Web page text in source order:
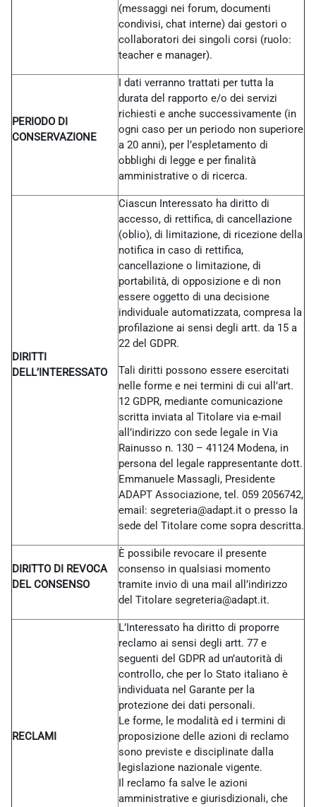
(messaggi nei forum, documenti
condivisi, chat interne) dai gestori o
collaboratori dei singoli corsi (ruolo:
teacher e manager).
PERIODO DI
CONSERVAZIONE
I dati verranno trattati per tutta la
durata del rapporto e/o dei servizi
richiesti e anche successivamente (in
ogni caso per un periodo non superiore
a 20 anni), per l’espletamento di
obblighi di legge e per finalità
amministrative o di ricerca.
DIRITTI
DELL’INTERESSATO
Ciascun Interessato ha diritto di
accesso, di rettifica, di cancellazione
(oblio), di limitazione, di ricezione della
notifica in caso di rettifica,
cancellazione o limitazione, di
portabilità, di opposizione e di non
essere oggetto di una decisione
individuale automatizzata, compresa la
profilazione ai sensi degli artt. da 15 a
22 del GDPR.
Tali diritti possono essere esercitati
nelle forme e nei termini di cui all’art.
12 GDPR, mediante comunicazione
scritta inviata al Titolare via e-mail
all’indirizzo con sede legale in Via
Rainusso n. 130 – 41124 Modena, in
persona del legale rappresentante dott.
Emmanuele Massagli, Presidente
ADAPT Associazione, tel. 059 2056742,
email: segreteria@adapt.it o presso la
sede del Titolare come sopra descritta.
DIRITTO DI REVOCA
DEL CONSENSO
È possibile revocare il presente
consenso in qualsiasi momento
tramite invio di una mail all’indirizzo
del Titolare segreteria@adapt.it.
RECLAMI
L’Interessato ha diritto di proporre
reclamo ai sensi degli artt. 77 e
seguenti del GDPR ad un’autorità di
controllo, che per lo Stato italiano è
individuata nel Garante per la
protezione dei dati personali.
Le forme, le modalità ed i termini di
proposizione delle azioni di reclamo
sono previste e disciplinate dalla
legislazione nazionale vigente.
Il reclamo fa salve le azioni
amministrative e giurisdizionali, che